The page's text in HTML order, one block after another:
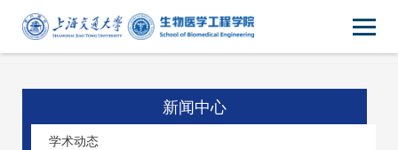
新闻中心
学术动态